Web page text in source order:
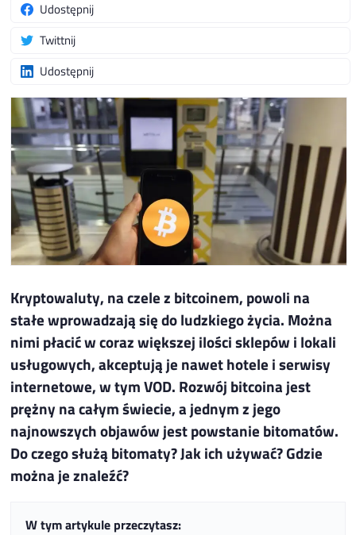
Udostępnij
Twittnij
Udostępnij
Kryptowaluty, na czele z bitcoinem, powoli na
stałe wprowadzają się do ludzkiego życia. Można
nimi płacić w coraz większej ilości sklepów i lokali
usługowych, akceptują je nawet hotele i serwisy
internetowe, w tym VOD. Rozwój bitcoina jest
prężny na całym świecie, a jednym z jego
najnowszych objawów jest powstanie bitomatów.
Do czego służą bitomaty? Jak ich używać? Gdzie
można je znaleźć?
W tym artykule przeczytasz: